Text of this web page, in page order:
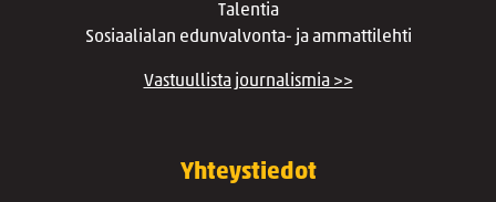
Talentia
Sosiaalialan edunvalvonta- ja ammattilehti
Vastuullista journalismia >>
Yhteystiedot